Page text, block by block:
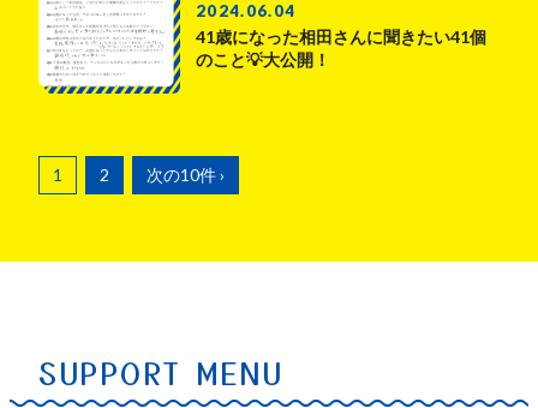
2024.06.04
41歳になった相田さんに聞きたい41個
のこと💡大公開！
1 2 次の10件 ›
SUPPORT MENU